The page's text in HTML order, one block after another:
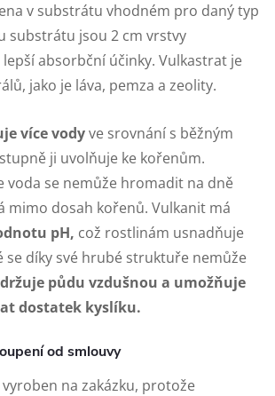
v substrátu vhodném pro daný typ
substrátu jsou 2 cm vrstvy
absorbční účinky. Vulkastrat je
jako je láva, pemza a zeolity.
více vodyve srovnání s běžným
ji uvolňuje ke kořenům.
voda se nemůže hromadit na dně
mimo dosah kořenů. Vulkanit má
pH, což rostlinám usnadňuje
se díky své hrubé struktuře nemůže
půdu vzdušnou a umožňuje
dostatek kyslíku.
od smlouvy
na zakázku, protože